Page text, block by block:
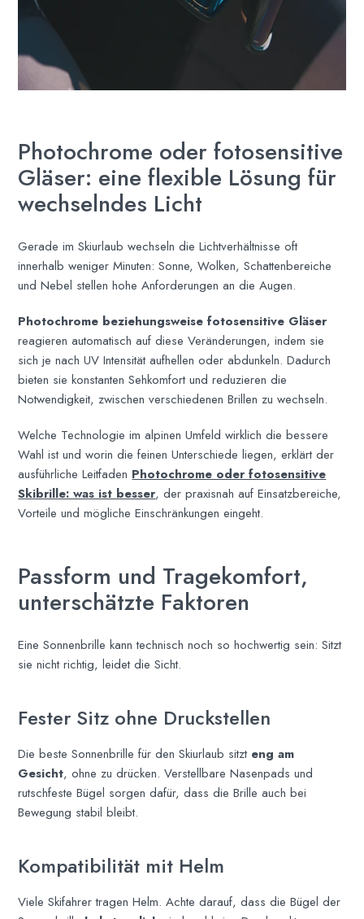
Photochrome oder fotosensitive
Gläser: eine flexible Lösung für
wechselndes Licht
Gerade im Skiurlaub wechseln die Lichtverhältnisse oft
innerhalb weniger Minuten: Sonne, Wolken, Schattenbereiche
und Nebel stellen hohe Anforderungen an die Augen.
Photochrome beziehungsweise fotosensitive Gläser
reagieren automatisch auf diese Veränderungen, indem sie
sich je nach UV Intensität aufhellen oder abdunkeln. Dadurch
bieten sie konstanten Sehkomfort und reduzieren die
Notwendigkeit, zwischen verschiedenen Brillen zu wechseln.
Welche Technologie im alpinen Umfeld wirklich die bessere
Wahl ist und worin die feinen Unterschiede liegen, erklärt der
ausführliche Leitfaden Photochrome oder fotosensitive
Skibrille: was ist besser, der praxisnah auf Einsatzbereiche,
Vorteile und mögliche Einschränkungen eingeht.
Passform und Tragekomfort,
unterschätzte Faktoren
Eine Sonnenbrille kann technisch noch so hochwertig sein: Sitzt
sie nicht richtig, leidet die Sicht.
Fester Sitz ohne Druckstellen
Die beste Sonnenbrille für den Skiurlaub sitzt eng am
Gesicht, ohne zu drücken. Verstellbare Nasenpads und
rutschfeste Bügel sorgen dafür, dass die Brille auch bei
Bewegung stabil bleibt.
Kompatibilität mit Helm
Viele Skifahrer tragen Helm. Achte darauf, dass die Bügel der